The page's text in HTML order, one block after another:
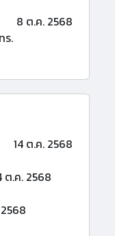
8 ต.ค. 2568
ร.
14 ต.ค. 2568
ต.ค. 2568